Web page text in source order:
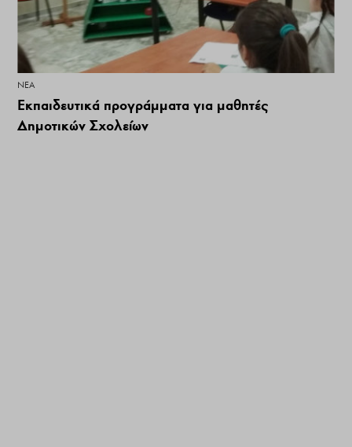
ΝΕΑ
Εκπαιδευτικά προγράμματα για μαθητές
Δημοτικών Σχολείων